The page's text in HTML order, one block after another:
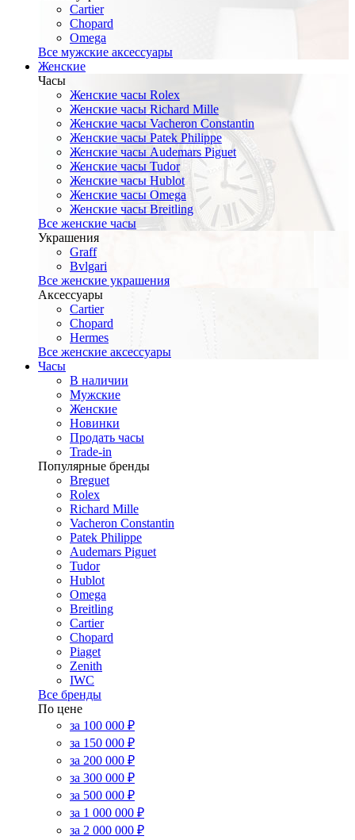
Cartier
Chopard
Omega
Все мужские аксессуары
Женские
Часы
Женские часы Rolex
Женские часы Richard Mille
Женские часы Vacheron Constantin
Женские часы Patek Philippe
Женские часы Audemars Piguet
Женские часы Tudor
Женские часы Hublot
Женские часы Omega
Женские часы Breitling
Все женские часы
Украшения
Graff
Bvlgari
Все женские украшения
Аксессуары
Cartier
Chopard
Hermes
Все женские аксессуары
Часы
В наличии
Мужские
Женские
Новинки
Продать часы
Trade-in
Популярные бренды
Breguet
Rolex
Richard Mille
Vacheron Constantin
Patek Philippe
Audemars Piguet
Tudor
Hublot
Omega
Breitling
Cartier
Chopard
Piaget
Zenith
IWC
Все бренды
По цене
за 100 000 ₽
за 150 000 ₽
за 200 000 ₽
за 300 000 ₽
за 500 000 ₽
за 1 000 000 ₽
за 2 000 000 ₽